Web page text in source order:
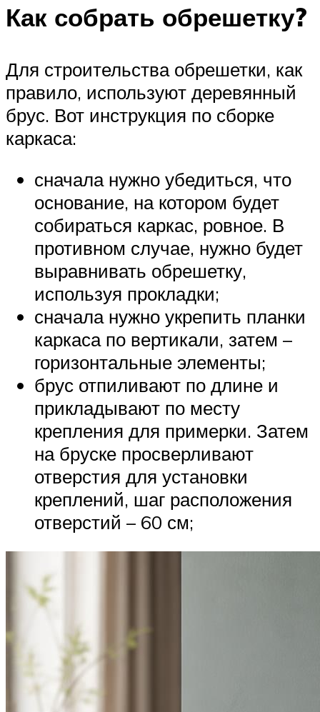
Как собрать обрешетку?
Для строительства обрешетки, как
правило, используют деревянный
брус. Вот инструкция по сборке
каркаса:
сначала нужно убедиться, что
основание, на котором будет
собираться каркас, ровное. В
противном случае, нужно будет
выравнивать обрешетку,
используя прокладки;
сначала нужно укрепить планки
каркаса по вертикали, затем –
горизонтальные элементы;
брус отпиливают по длине и
прикладывают по месту
крепления для примерки. Затем
на бруске просверливают
отверстия для установки
креплений, шаг расположения
отверстий – 60 см;